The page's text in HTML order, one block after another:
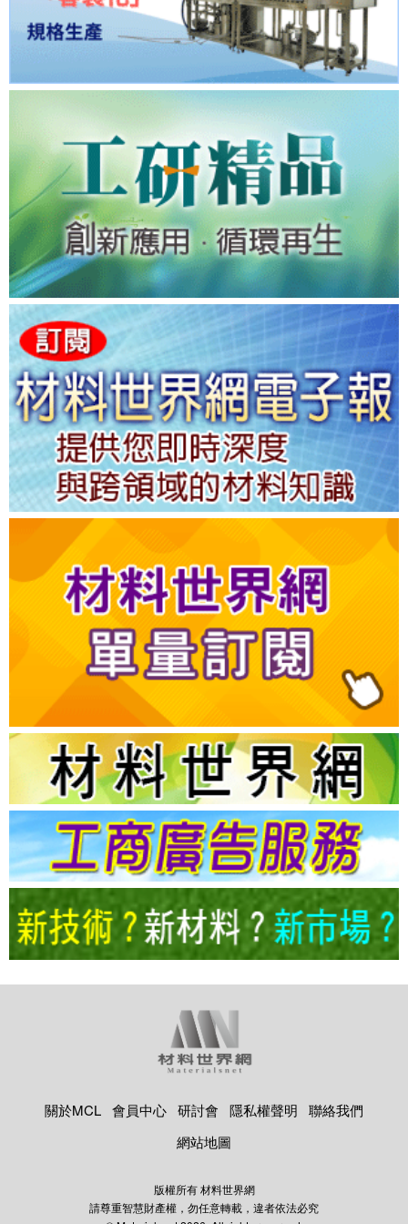
關於MCL 會員中心 研討會 隱私權聲明
聯絡我們
網站地圖
版權所有 材料世界網
請尊重智慧財產權，勿任意轉載，違者依法必究